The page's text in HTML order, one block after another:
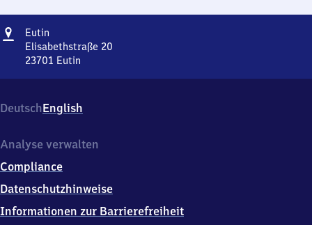
Adresse
Eutin
Elisabethstraße 20
23701 Eutin
20,
2
7
1
Eutin
DeutschEnglish
Analyse verwalten
Compliance
Datenschutzhinweise
Informationen zur Barrierefreiheit